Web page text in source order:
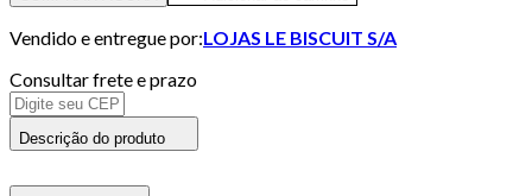
Vendido e entregue por:LOJAS LE BISCUIT S/A
Consultar frete e prazo
Descrição do produto